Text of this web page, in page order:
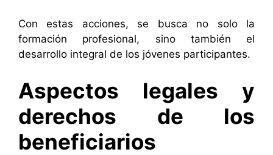
Con estas acciones, se busca no solo la
formación profesional, sino también el
desarrollo integral de los jóvenes participantes.
Aspectos legales y
derechos de los
beneficiarios